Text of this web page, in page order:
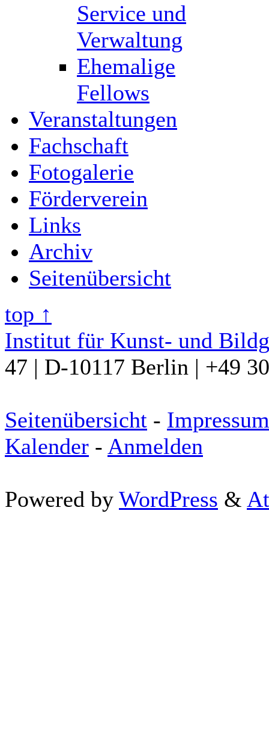
Service und
Verwaltung
Ehemalige
Fellows
Veranstaltungen
Fachschaft
Fotogalerie
Förderverein
Links
Archiv
Seitenübersicht
top ↑
Institut für Kunst- und
47 | D-10117 Berlin | +49
Seitenübersicht - Impressum
Kalender - Anmelden
Powered by WordPress &